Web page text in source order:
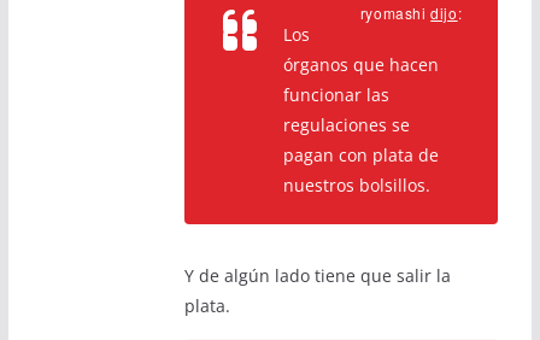
ryomashidijo:
Los
órganos que hacen
funcionar las
regulaciones se
pagan con plata de
nuestros bolsillos.
Y de algún lado tiene que salir la
plata.